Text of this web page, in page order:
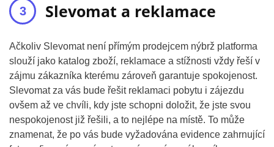
Slevomat a reklamace
Ačkoliv Slevomat není přímým prodejcem nýbrž platforma
slouží jako katalog zboží, reklamace a stížnosti vždy řeší v
zájmu zákazníka kterému zároveň garantuje spokojenost.
Slevomat za vás bude řešit reklamaci pobytu i zájezdu
ovšem až ve chvíli, kdy jste schopni doložit, že jste svou
nespokojenost již řešili, a to nejlépe na místě. To může
znamenat, že po vás bude vyžadována evidence zahrnující